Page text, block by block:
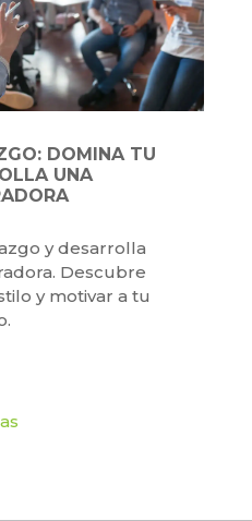
DOMINA TU
UNA
y desarrolla
Descubre
y motivar a tu